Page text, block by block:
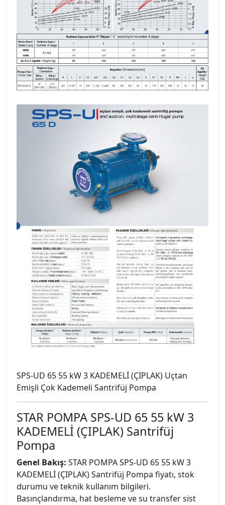
SPS-UD 65 55 kW 3 KADEMELİ (ÇIPLAK) Uçtan
Emişli Çok Kademeli Santrifüj Pompa
STAR POMPA SPS-UD 65 55 kW 3
KADEMELİ (ÇIPLAK) Santrifüj
Pompa
Genel Bakış: STAR POMPA SPS-UD 65 55 kW 3
KADEMELİ (ÇIPLAK) Santrifüj Pompa fiyatı, stok
durumu ve teknik kullanım bilgileri.
Basınçlandırma, hat besleme ve su transfer sist